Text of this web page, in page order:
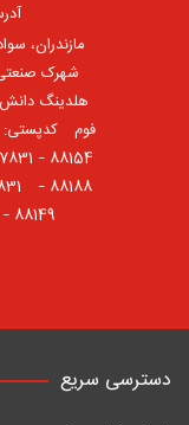
مازندران،
هلدینگ دانش
88149 – 47831
دسترسی سریع